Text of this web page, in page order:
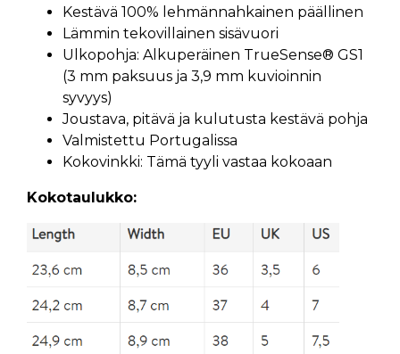
Kestävä 100% lehmännahkainen päällinen
Lämmin tekovillainen sisävuori
Ulkopohja: Alkuperäinen TrueSense® GS1
(3 mm paksuus ja 3,9 mm kuvioinnin
syvyys)
Joustava, pitävä ja kulutusta kestävä pohja
Valmistettu Portugalissa
Kokovinkki: Tämä tyyli vastaa kokoaan
Kokotaulukko: